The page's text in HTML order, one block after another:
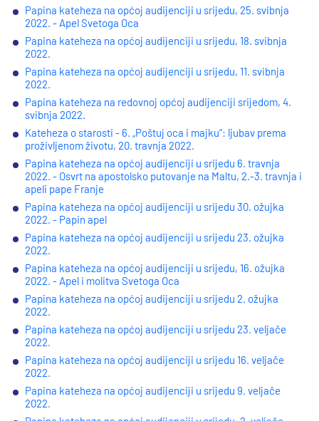
Papina kateheza na općoj audijenciji u srijedu, 25. svibnja
2022. - Apel Svetoga Oca
Papina kateheza na općoj audijenciji u srijedu, 18. svibnja
2022.
Papina kateheza na općoj audijenciji u srijedu, 11. svibnja
2022.
Papina kateheza na redovnoj općoj audijenciji srijedom, 4.
svibnja 2022.
Kateheza o starosti - 6. „Poštuj oca i majku“: ljubav prema
proživljenom životu, 20. travnja 2022.
Papina kateheza na općoj audijenciji u srijedu 6. travnja
2022. - Osvrt na apostolsko putovanje na Maltu, 2.-3. travnja i
apeli pape Franje
Papina kateheza na općoj audijenciji u srijedu 30. ožujka
2022. - Papin apel
Papina kateheza na općoj audijenciji u srijedu 23. ožujka
2022.
Papina kateheza na općoj audijenciji u srijedu, 16. ožujka
2022. - Apel i molitva Svetoga Oca
Papina kateheza na općoj audijenciji u srijedu 2. ožujka
2022.
Papina kateheza na općoj audijenciji u srijedu 23. veljače
2022.
Papina kateheza na općoj audijenciji u srijedu 16. veljače
2022.
Papina kateheza na općoj audijenciji u srijedu 9. veljače
2022.